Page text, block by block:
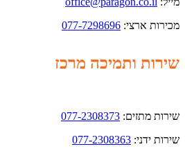
מכירות ארצי: 077-7298696
שירות ותמיכה מרכז
שירות מתזים: 077-2308373
שירות ידני: 077-2308363